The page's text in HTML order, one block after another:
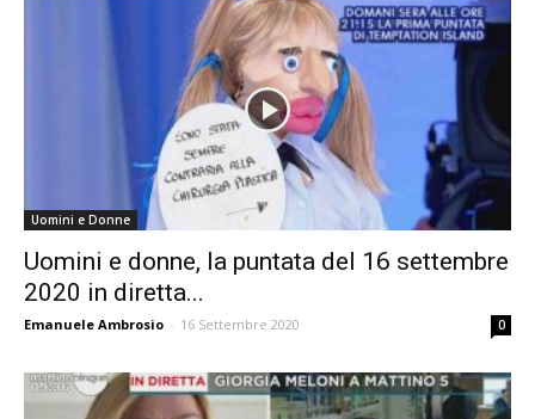
Uomini e Donne
Uomini e donne, la puntata del 16 settembre
2020 in diretta...
Emanuele Ambrosio - 16 Settembre 2020 0